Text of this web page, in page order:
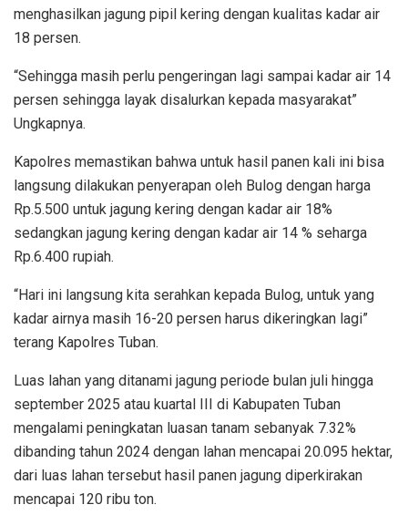
menghasilkan jagung pipil kering dengan kualitas kadar air
18 persen.
“Sehingga masih perlu pengeringan lagi sampai kadar air 14
persen sehingga layak disalurkan kepada masyarakat”
Ungkapnya.
Kapolres memastikan bahwa untuk hasil panen kali ini bisa
langsung dilakukan penyerapan oleh Bulog dengan harga
Rp.5.500 untuk jagung kering dengan kadar air 18%
sedangkan jagung kering dengan kadar air 14 % seharga
Rp.6.400 rupiah.
“Hari ini langsung kita serahkan kepada Bulog, untuk yang
kadar airnya masih 16-20 persen harus dikeringkan lagi”
terang Kapolres Tuban.
Luas lahan yang ditanami jagung periode bulan juli hingga
september 2025 atau kuartal III di Kabupaten Tuban
mengalami peningkatan luasan tanam sebanyak 7.32%
dibanding tahun 2024 dengan lahan mencapai 20.095 hektar,
dari luas lahan tersebut hasil panen jagung diperkirakan
mencapai 120 ribu ton.